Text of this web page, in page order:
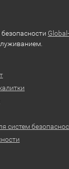
Global-
систем